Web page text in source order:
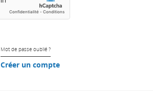
Mot de passe oublié ?
Créer un compte